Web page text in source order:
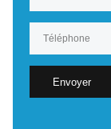
Envoyer